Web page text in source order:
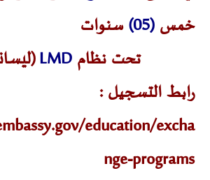
خمس(05)
سنوات
تحت نظامLMD
رابط التسجيل :
education/excha
nge-programs